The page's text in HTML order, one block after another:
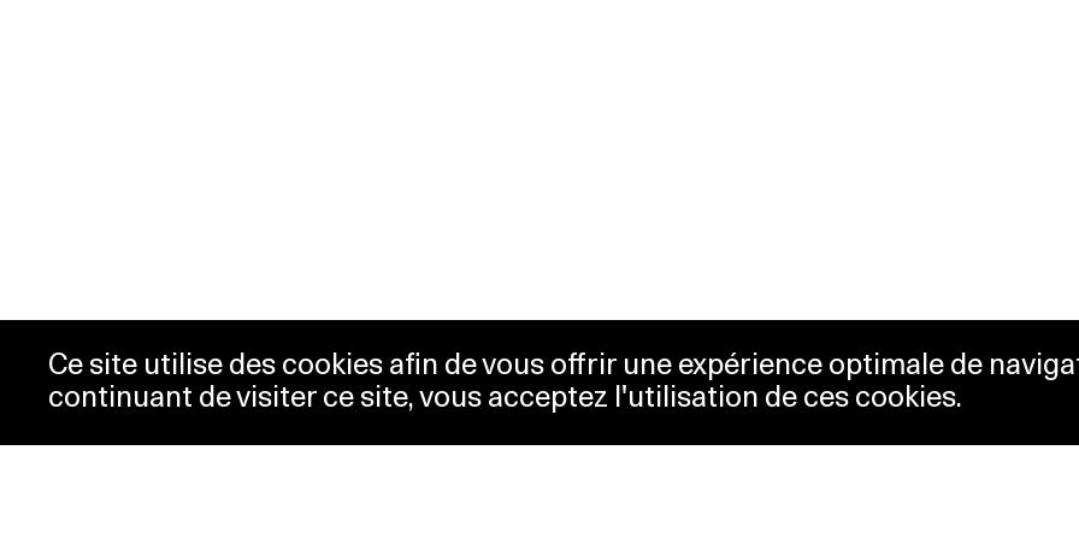
Ce site utilise des cookies afin de vous offrir une expérience optimale de
continuant de visiter ce site, vous acceptez l'utilisation de ces cookies.